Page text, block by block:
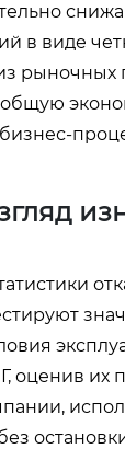
в виде
общую
оценив их